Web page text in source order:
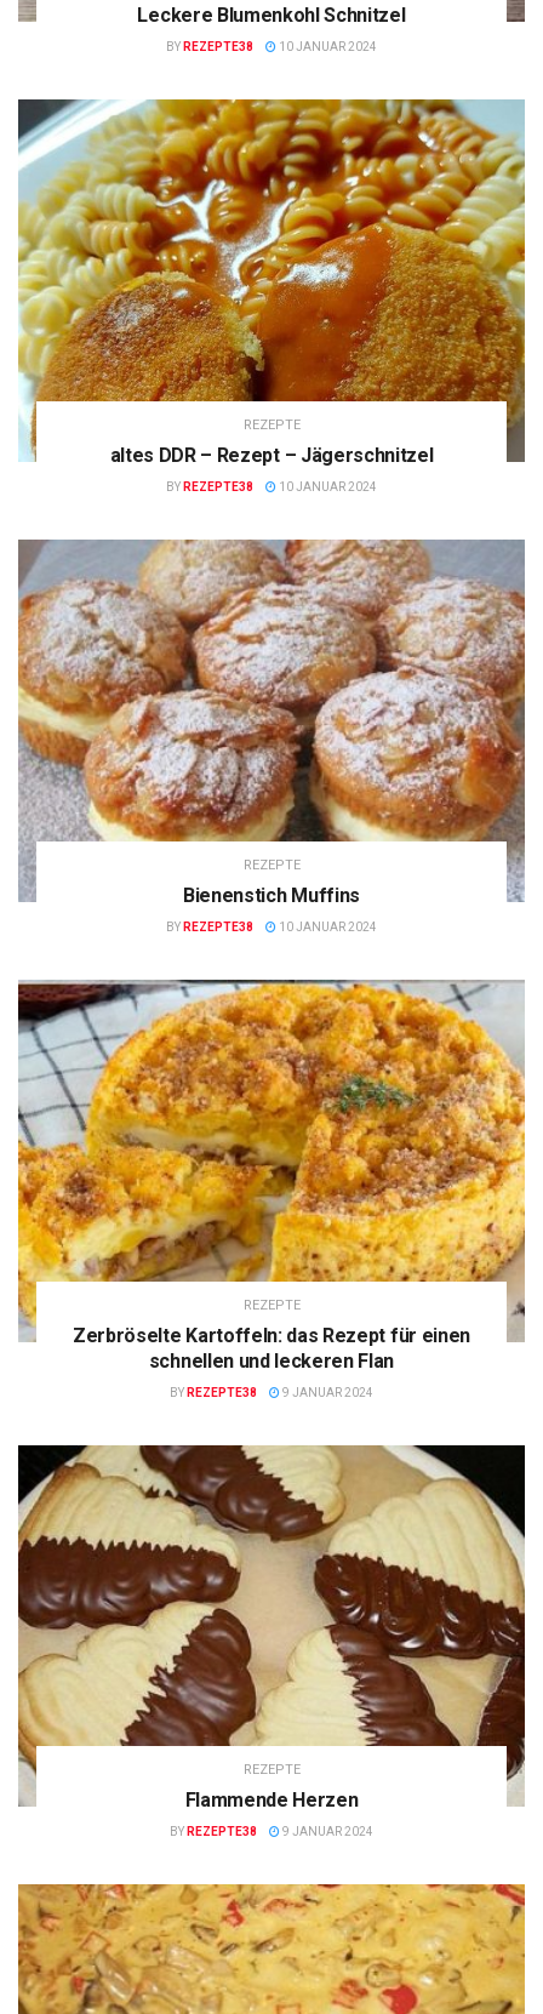
Leckere Blumenkohl Schnitzel
BY REZEPTE38 10 JANUAR 2024
REZEPTE
altes DDR – Rezept – Jägerschnitzel
BY REZEPTE38 10 JANUAR 2024
REZEPTE
Bienenstich Muffins
BY REZEPTE38 10 JANUAR 2024
REZEPTE
Zerbröselte Kartoffeln: das Rezept für einen
schnellen und leckeren Flan
BY REZEPTE38 9 JANUAR 2024
REZEPTE
Flammende Herzen
BY REZEPTE38 9 JANUAR 2024